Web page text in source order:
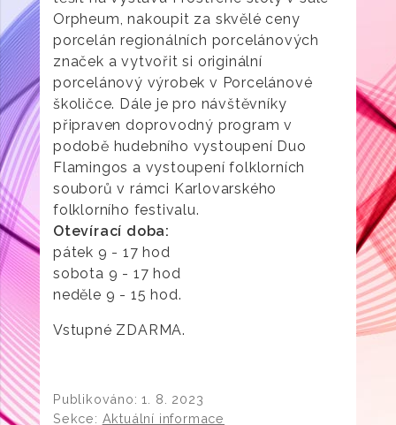
Orpheum, nakoupit za skvělé ceny
porcelán regionálních porcelánových
značek a vytvořit si originální
porcelánový výrobek v Porcelánové
školičce. Dále je pro návštěvníky
připraven doprovodný program v
podobě hudebního vystoupení Duo
Flamingos a vystoupení folklorních
souborů v rámci Karlovarského
folklorního festivalu.
Otevírací doba:
pátek 9 - 17 hod
sobota 9 - 17 hod
neděle 9 - 15 hod.
Vstupné ZDARMA.
Publikováno:1. 8. 2023
Sekce: Aktuální informace